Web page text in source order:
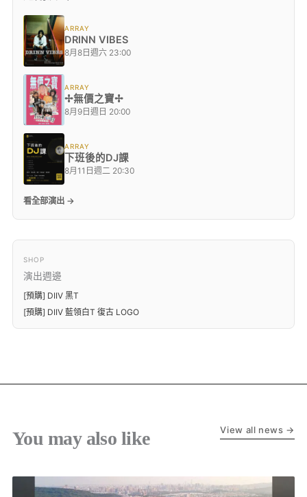
ARRAY
DRINN VIBES
8月8日週六 23:00
ARRAY
✢無價之寶✢
8月9日週日 20:00
ARRAY
下班後的DJ課
8月11日週二 20:30
看全部演出 →
SHOP
演出週邊
[預購] DIIV 黑T
[預購] DIIV 藍領白T 復古 LOGO
You may also like View all news →